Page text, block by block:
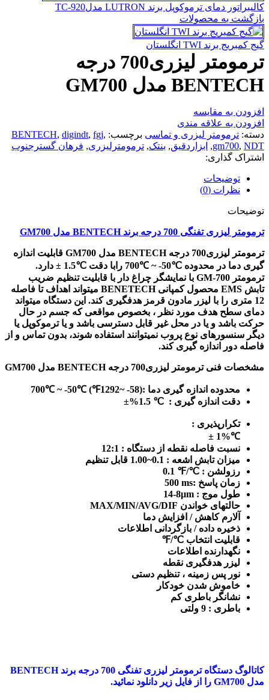
کالیبراتور دمای ترموکوپل برند LUTRON مدلTC-920
بازگشت به محصولات
گیج کمبریج برند TWI انگلستان
ترمومتر لیزری700 درجه
BENTECH مدل GM700
افزودن به مقایسه
افزودن به علاقه مندی
دسته: ترمومتر لیزری و تماسی برچسب: BENTECH, digindt, fgj,
gm700, NDT
, ابزاردقیق, بنتک, ترمومترلیزری, فرهان گسترجنوب
اشتراک گذاری:
توضیحات
نظرات (0)
توضیحات
ترمومتر لیزری تفنگی 700 درجه برند BENTECH مدل GM700
ترمومتر لیزری700 درجه BENTECH مدل GM700 قابلیت اندازه
گیری دما در محدوده ℃50- ~ ℃700 رابا دقت ℃1.5 ± دارد.
ترمومتر GM-700 با نمایشگر چراغ دار با قابلیت تنظیم ضریب
تابش EMS محصول کمپانیBENETECH میتواند اهداف تا فاصله
12 متری را با لیزر مادون قرمز هدفگیری کند. این دستگاه میتواند
دمای سطح هدف مورد نظر ، بخصوص مواقعی که جسم در حال
حرکت باشد و یا در محل غیر قابل دسترسی باشد و یا ترموکوپل یا
دیگر سنسورهای نوع پروب نمیتوانند استفاده شوند، بدون تماس و از
فاصله دور اندازه گیری کند.
مشخصات فنی ترمومتر لیزری700 درجه BENTECH مدل GM700
محدوده اندازه گیری دما :(58- ~1292℉) ℃50- ~ ℃700
دقت اندازه گیری : ℃ 1.5%±
تکرارپذیری :
℃1% ±
نسبت فاصله نقطه از دستگاه : 12:1
میزان تابش اشعه : 0.1~1.00 قابل تنظیم
رزولشن : ℃/℉ 0.1
زمان پاسخ :ms
طول موج : μm
8-14
حالتهای خواندن MAX/MIN/AVG/DIF
آلارم کاهش / افزایش دما
ذخیره داده / بازگردانی اطلاعات
قابلیت انتخاب ℃/℉
نگهدارنده اطلاعات
لیزر هدفگیری نقطه
نور پس زمینه ، تنظیم دستی
خاموش شدن خودکار
نشانگر باطری کم
باطری : 9 ولتی
کاتالوگ دستگاه ترمومتر لیزری تفنگی 700 درجه برند BENTECH
مدل GM700 را از فایل زیر دانلود نمائید.